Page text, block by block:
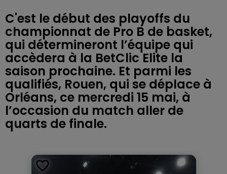
C'est le début des playoffs du
championnat de Pro B de basket,
qui détermineront l’équipe qui
accèdera à la BetClic Elite la
saison prochaine. Et parmi les
qualifiés, Rouen, qui se déplace à
Orléans, ce mercredi 15 mai, à
l’occasion du match aller de
quarts de finale.